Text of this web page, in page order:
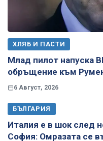
ХЛЯБ И ПАСТИ
Млад пилот напуска
обръщение към
6 Август, 2026
БЪЛГАРИЯ
Италия е в шок след
София: Омразата се